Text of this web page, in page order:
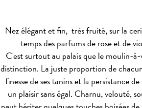
Nez élégant et fin, très fruité, sur la
temps des parfums de rose et de
C'est surtout au palais que le moulin-
distinction. La juste proportion de
finesse de ses tanins et la persistance
un plaisir sans égal. Charnu, velouté,